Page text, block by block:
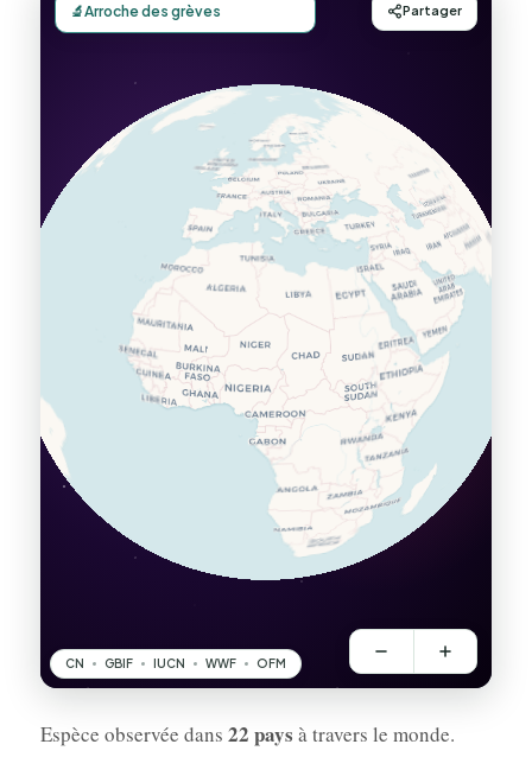
Espèce observée dans 22 pays à travers le monde.